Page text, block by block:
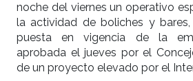
noche del viernes un operativo
la actividad de boliches y
puesta en vigencia de la
aprobada el jueves por el
de un proyecto elevado por el